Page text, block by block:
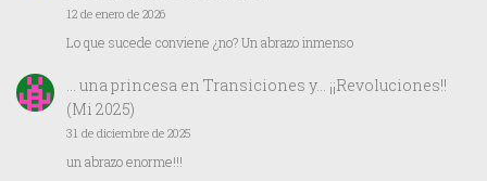
12 de enero de 2026
Lo que sucede conviene ¿no? Un abrazo inmenso
… una princesa en Transiciones y… ¡¡Revoluciones!!
(Mi 2025)
31 de diciembre de 2025
un abrazo enorme!!!